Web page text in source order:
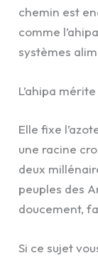
chemin est
comme
systèmes
L’ahipa
Elle fixe
une racine
deux
peuples des
doucement,
Si ce sujet